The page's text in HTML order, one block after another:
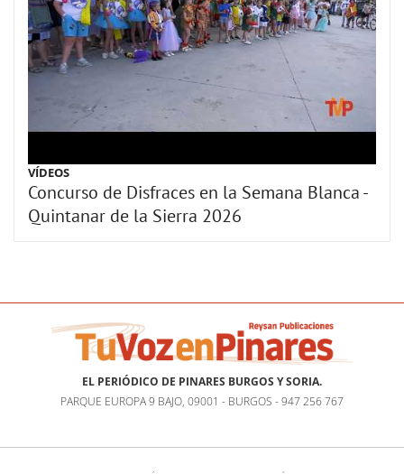
VÍDEOS
Concurso de Disfraces en la Semana Blanca -
Quintanar de la Sierra 2026
EL PERIÓDICO DE PINARES BURGOS Y SORIA.
PARQUE EUROPA 9 BAJO, 09001 - BURGOS - 947 256 767